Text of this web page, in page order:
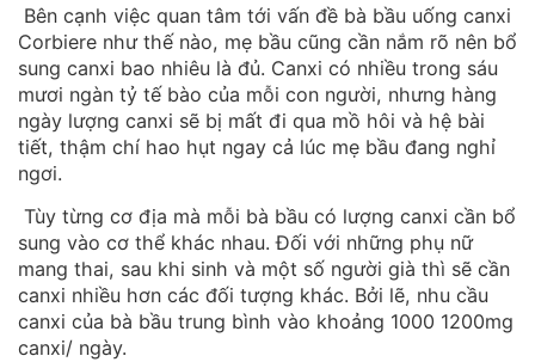
Bên cạnh việc quan tâm tới vấn đề bà bầu uống canxi
Corbiere như thế nào, mẹ bầu cũng cần nắm rõ nên bổ
sung canxi bao nhiêu là đủ. Canxi có nhiều trong sáu
mươi ngàn tỷ tế bào của mỗi con người, nhưng hàng
ngày lượng canxi sẽ bị mất đi qua mồ hôi và hệ bài
tiết, thậm chí hao hụt ngay cả lúc mẹ bầu đang nghỉ
ngơi.
Tùy từng cơ địa mà mỗi bà bầu có lượng canxi cần bổ
sung vào cơ thể khác nhau. Đối với những phụ nữ
mang thai, sau khi sinh và một số người già thì sẽ cần
canxi nhiều hơn các đối tượng khác. Bởi lẽ, nhu cầu
canxi của bà bầu trung bình vào khoảng 1000 1200mg
canxi/ ngày.